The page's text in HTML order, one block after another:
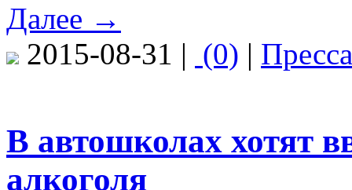
Далее →
2015-08-31 | (0) | Пресса
В автошколах хотят
алкоголя